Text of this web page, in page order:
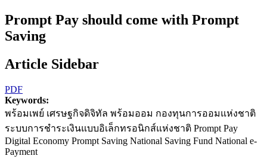
Prompt Pay should come with Prompt
Saving
Article Sidebar
PDF
Keywords:
พร้อมเพย์ เศรษฐกิจดิจิทัล พร้อมออม กองทุนการออมแห่งชาติ
ระบบการชำระเงินแบบอิเล็กทรอนิกส์แห่งชาติ Prompt Pay
Digital Economy Prompt Saving National Saving Fund National e-
Payment